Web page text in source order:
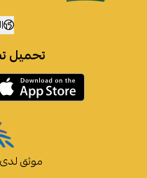
تحميل
موثق